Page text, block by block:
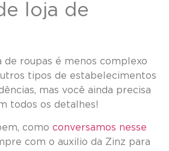
loja de
de roupas é menos complexo
tipos de estabelecimentos
mas você ainda precisa
todos os detalhes!
como conversamos nesse
com o auxilio da Zinz para